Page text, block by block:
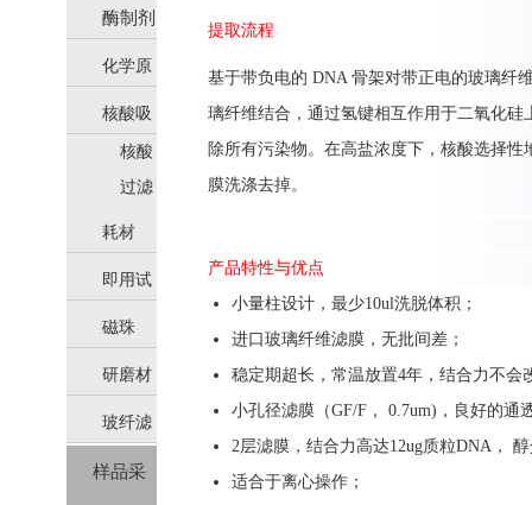
酶制剂
化学原
料
核酸吸
核酸
吸附
柱
过滤
器
耗材
即用试
剂
磁珠
研磨材
料
玻纤滤
膜（硅
样品采
提取流程
基于带负电的 DNA 骨架对带正电的玻璃纤
璃纤维结合，通过氢键相互作用于二氧化
除所有污染物。在高盐浓度下，核酸选择
膜洗涤去掉。
产品特性与优点
小量柱设计，最少10ul洗脱体积；
进口玻璃纤维滤膜，无批间差；
稳定期超长，常温放置4年，结合力不会
小孔径滤膜（GF/F， 0.7um)，良好的通
2层滤膜，结合力高达12ug质粒DNA，
适合于离心操作；